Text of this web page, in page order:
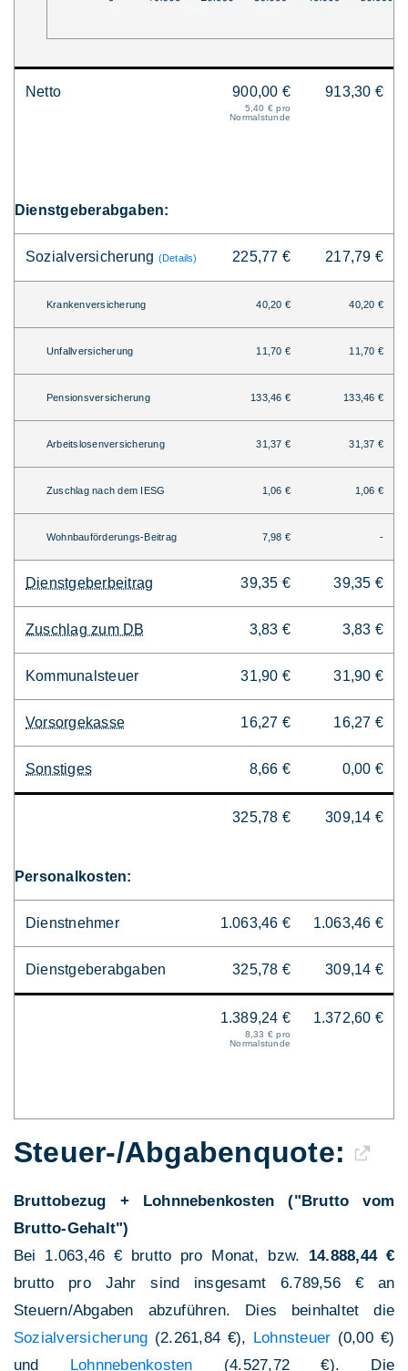
Netto 900,00 €
5,40 € pro
Normalstunde
913,30 €
Dienstgeberabgaben:
Sozialversicherung (Details) 225,77 € 217,79 €
Krankenversicherung 40,20 € 40,20 €
Unfallversicherung 11,70 € 11,70 €
Pensionsversicherung 133,46 € 133,46 €
Arbeitslosenversicherung 31,37 € 31,37 €
Zuschlag nach dem IESG 1,06 € 1,06 €
Wohnbauförderungs-Beitrag 7,98 € -
Dienstgeberbeitrag 39,35 € 39,35 €
Zuschlag zum DB 3,83 € 3,83 €
Kommunalsteuer 31,90 € 31,90 €
Vorsorgekasse 16,27 € 16,27 €
Sonstiges 8,66 € 0,00 €
325,78 € 309,14 €
Personalkosten:
Dienstnehmer 1.063,46 € 1.063,46 €
Dienstgeberabgaben 325,78 € 309,14 €
1.389,24 €
8,33 € pro
Normalstunde
1.372,60 €
Steuer-/Abgaben­quote:
Bruttobezug + Lohnnebenkosten ("Brutto vom
Brutto-Gehalt")
Bei 1.063,46 € brutto pro Monat, bzw. 14.888,44 €
brutto pro Jahr sind insgesamt 6.789,56 € an
Steuern/Abgaben abzuführen. Dies beinhaltet die
Sozialversicherung (2.261,84 €), Lohnsteuer (0,00 €)
und
Lohnnebenkosten (4.527,72 €). Die